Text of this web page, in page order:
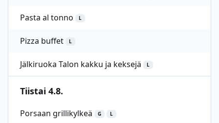
Pasta al tonno L
Pizza buffet L
Jälkiruoka Talon kakku ja keksejä L
Tiistai 4.8.
Porsaan grillikylkeä G L